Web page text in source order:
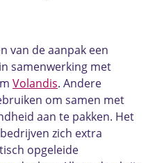
van de aanpak een
samenwerking met
Volandis. Andere
om samen met
aan te pakken. Het
zich extra
opgeleide